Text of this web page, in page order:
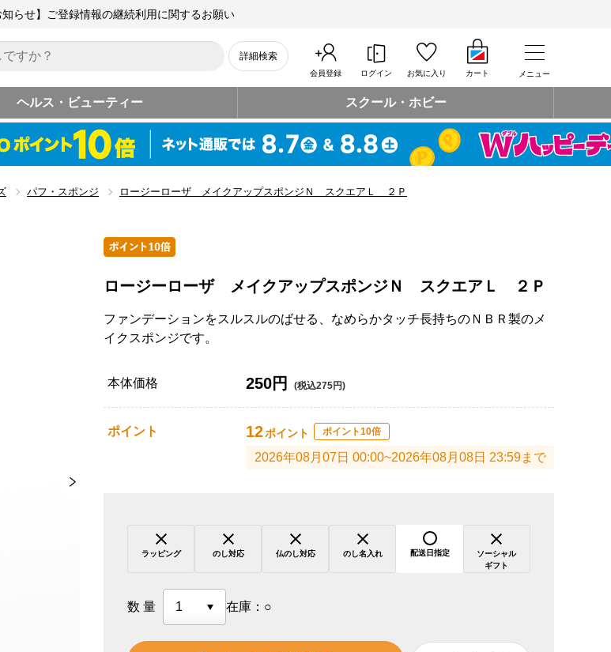
知らせ】ご登録情報の継続利用に関するお願い
詳細検索
会員登録 ログイン お気に入り カート メニュー
ヘルス・ビューティー スクール・ホビー
パフ・スポンジ ロージーローザ メイクアップスポンジＮ スクエアＬ ２Ｐ
ロージーローザ メイクアップスポンジＮ スクエアＬ ２Ｐ
ファンデーションをスルスルのばせる、なめらかタッチ長持ちのＮＢＲ製のメ
イクスポンジです。
本体価格 250円 (税込275円)
ポイント 12ポイント ポイント10倍
2026年08月07日 00:00~2026年08月08日 23:59まで
ラッピング のし対応 仏のし対応 のし名入れ 配送日指定
ソーシャル
ギフト
数量 在庫： ○